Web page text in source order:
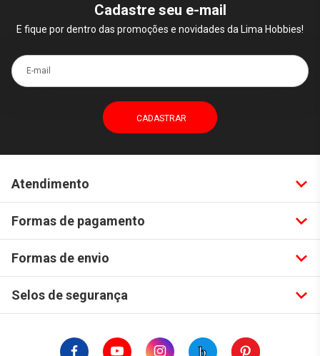
Cadastre seu e-mail
E fique por dentro das promoções e novidades da Lima Hobbies!
E-mail
Atendimento
Formas de pagamento
Formas de envio
Selos de segurança